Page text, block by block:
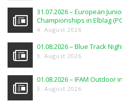
31.07.2026 – European
Championships in Elblag
4. August 2026
01.08.2026 – Blue Track
3. August 2026
01.08.2026 – IFAM Outdoor
3. August 2026